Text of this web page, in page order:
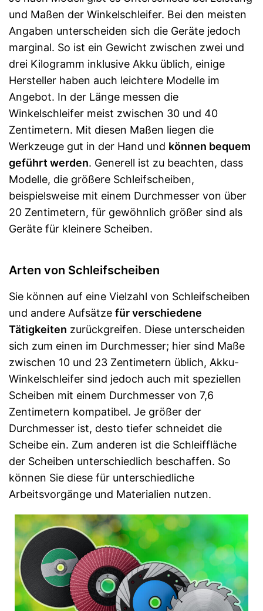
und Maßen der Winkelschleifer. Bei den meisten
Angaben unterscheiden sich die Geräte jedoch
marginal. So ist ein Gewicht zwischen zwei und
drei Kilogramm inklusive Akku üblich, einige
Hersteller haben auch leichtere Modelle im
Angebot. In der Länge messen die
Winkelschleifer meist zwischen 30 und 40
Zentimetern. Mit diesen Maßen liegen die
Werkzeuge gut in der Hand und können bequem
geführt werden. Generell ist zu beachten, dass
Modelle, die größere Schleifscheiben,
beispielsweise mit einem Durchmesser von über
20 Zentimetern, für gewöhnlich größer sind als
Geräte für kleinere Scheiben.
Arten von Schleifscheiben
Sie können auf eine Vielzahl von Schleifscheiben
und andere Aufsätze für verschiedene
Tätigkeiten zurückgreifen. Diese unterscheiden
sich zum einen im Durchmesser; hier sind Maße
zwischen 10 und 23 Zentimetern üblich, Akku-
Winkelschleifer sind jedoch auch mit speziellen
Scheiben mit einem Durchmesser von 7,6
Zentimetern kompatibel. Je größer der
Durchmesser ist, desto tiefer schneidet die
Scheibe ein. Zum anderen ist die Schleiffläche
der Scheiben unterschiedlich beschaffen. So
können Sie diese für unterschiedliche
Arbeitsvorgänge und Materialien nutzen.